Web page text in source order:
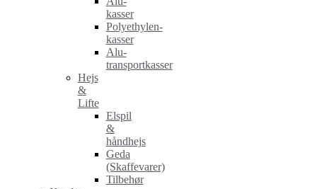
kasser
Polyethylen-
kasser
Alu-
transportkasser
Hejs
&
Lifte
Elspil
&
håndhejs
Geda
(Skaffevarer)
Tilbehør